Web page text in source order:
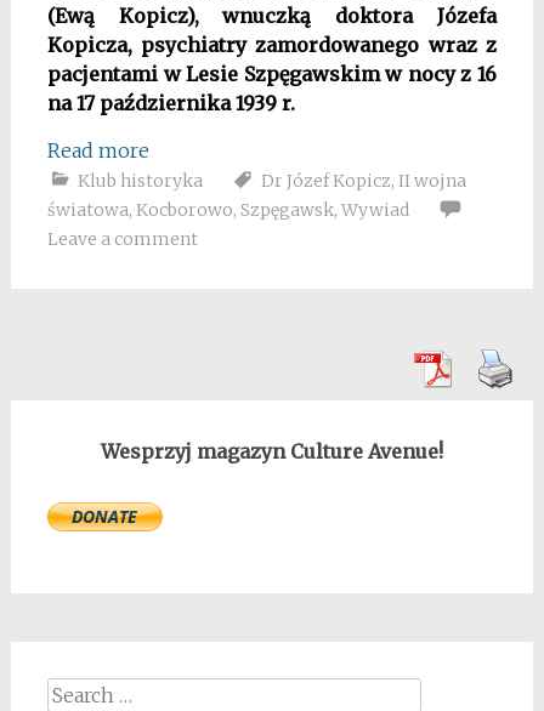
(Ewą Kopicz), wnuczką doktora Józefa
Kopicza, psychiatry zamordowanego wraz z
pacjentami w Lesie Szpęgawskim w nocy z 16
na 17 października 1939 r.
Read more
Klub historyka Dr Józef Kopicz, II wojna
światowa, Kocborowo, Szpęgawsk, Wywiad
Leave a comment
Wesprzyj magazyn Culture Avenue!
Search